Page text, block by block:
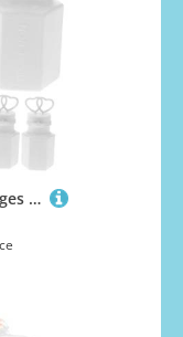
TOYANDONA 16 Stück Teiliges Bubble Wand Flaschen für Sichere Seifenblasenstäbe mit Nachfüllflaschen für Hochzeit Party Outdoor Spiele und Mädchen Geschenk